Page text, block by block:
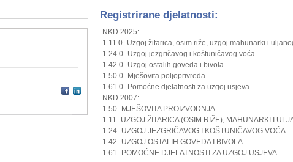
Registrirane djelatnosti:
NKD 2025:
1.11.0 -Uzgoj žitarica, osim riže, uzgoj mahunarki i
1.24.0 -Uzgoj jezgričavog i koštuničavog voća
1.42.0 -Uzgoj ostalih goveda i bivola
1.50.0 -Mješovita poljoprivreda
1.61.0 -Pomoćne djelatnosti za uzgoj usjeva
NKD 2007:
1.50 -MJEŠOVITA PROIZVODNJA
1.11 -UZGOJ ŽITARICA (OSIM RIŽE), MAHUNARKI I
1.24 -UZGOJ JEZGRIČAVOG I KOŠTUNIČAVOG VOĆA
1.42 -UZGOJ OSTALIH GOVEDA I BIVOLA
1.61 -POMOĆNE DJELATNOSTI ZA UZGOJ USJEVA